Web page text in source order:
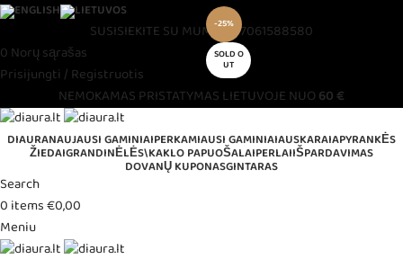
SUSISIEKITE SU MUMIS+37061588580
0 Norų sąrašas
Prisijungti / Registruotis
NEMOKAMAS PRISTATYMAS LIETUVOJE NUO 60 €
DIAURANAUJAUSI GAMINIAIPERKAMIAUSI GAMINIAIAUSKARAIAPYRANKĖS
ŽIEDAIGRANDINĖLĖS\KAKLO PAPUOŠALAIPERLAIIŠPARDAVIMAS
DOVANŲ KUPONASGINTARAS
Search
0 items€0,00
Meniu
-25%
SOLD O
UT